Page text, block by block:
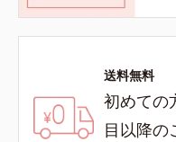
送料無料
初めての
目以降の